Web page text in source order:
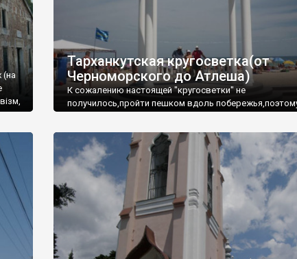
(на
Тарханкутская кругосветка(от
Черноморского до Атлеша)
К сожалению настоящей "кругосветки" не
получилось,пройти пешком вдоль